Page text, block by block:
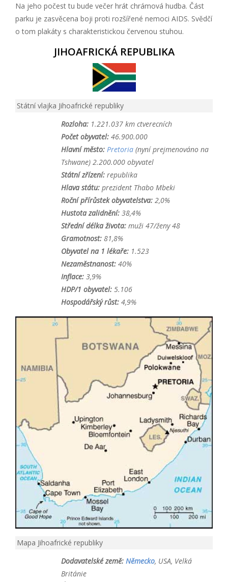
Na jeho počest tu bude večer hrát chrámová hudba. Část
parku je zasvěcena boji proti rozšířené nemoci AIDS. Svědčí
o tom plakáty s charakteristickou červenou stuhou.
JIHOAFRICKÁ REPUBLIKA
Státní vlajka Jihoafrické republiky
Rozloha: 1.221.037 km ctverecních
Počet obyvatel: 46.900.000
Hlavní město: Pretoria (nyní prejmenováno na
Tshwane) 2.200.000 obyvatel
Státní zřízení: republika
Hlava státu: prezident Thabo Mbeki
Roční přírůstek obyvatelstva: 2,0%
Hustota zalidnění: 38,4%
Střední délka života: muži 47/ženy 48
Gramotnost: 81,8%
Obyvatel na 1 lékaře: 1.523
Nezaměstnanost: 40%
Inflace: 3,9%
HDP/1 obyvatel: 5.106
Hospodářský růst: 4,9%
Mapa Jihoafrické republiky
Dodavatelské země: Německo, USA, Velká
Británie